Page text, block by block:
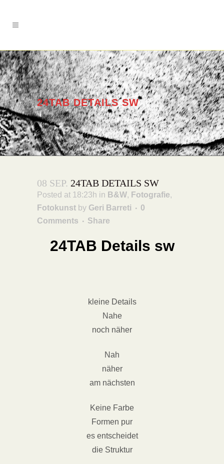
24TAB DETAILS SW
08 SEP. 24TAB DETAILS SW
Posted at 18:23h in B&W, Fotografie,
Fotokunst by Geri Barreti
0
Comments
Share
24TAB Details sw
kleine Details
Nahe
noch näher
Nah
näher
am nächsten
Keine Farbe
Formen pur
es entscheidet
die Struktur